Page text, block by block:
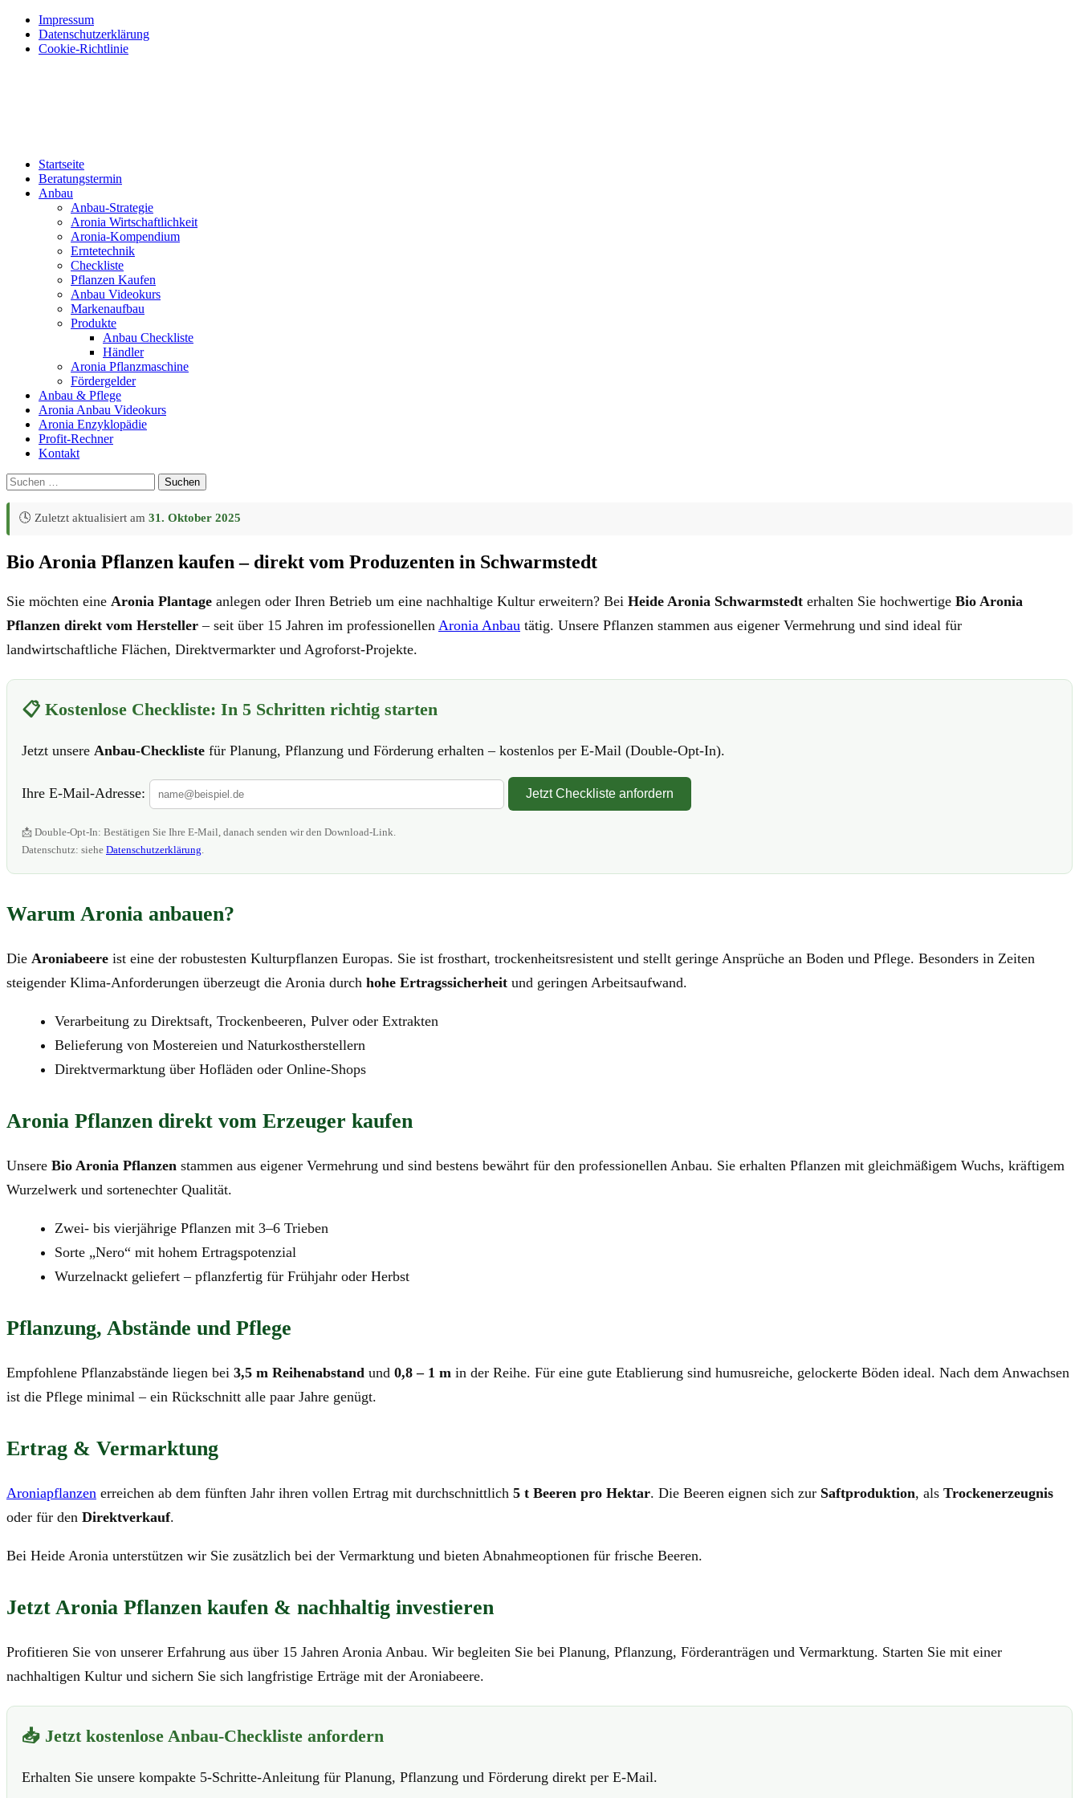
Impressum
Datenschutzerklärung
Cookie-Richtlinie
Startseite
Beratungstermin
Anbau
Anbau-Strategie
Aronia Wirtschaftlichkeit
Aronia-Kompendium
Erntetechnik
Checkliste
Pflanzen Kaufen
Anbau Videokurs
Markenaufbau
Produkte
Anbau Checkliste
Händler
Aronia Pflanzmaschine
Fördergelder
Anbau & Pflege
Aronia Anbau Videokurs
Aronia Enzyklopädie
Profit-Rechner
Kontakt
Suchen
nach:
🕓 Zuletzt aktualisiert am 31. Oktober 2025
Bio Aronia Pflanzen kaufen – direkt vom Produzenten in Schwarmstedt
Sie möchten eine Aronia Plantage anlegen oder Ihren Betrieb um eine nachhaltige Kultur erweitern? Bei Heide Aronia Schwarmstedt erhalten Sie hochwertige Bio Aronia
Pflanzen direkt vom Hersteller – seit über 15 Jahren im professionellen Aronia Anbau tätig. Unsere Pflanzen stammen aus eigener Vermehrung und sind ideal für
landwirtschaftliche Flächen, Direktvermarkter und Agroforst-Projekte.
📋 Kostenlose Checkliste: In 5 Schritten richtig starten
Jetzt unsere Anbau-Checkliste für Planung, Pflanzung und Förderung erhalten – kostenlos per E-Mail (Double-Opt-In).
Ihre E-Mail-Adresse: Jetzt Checkliste anfordern
📩 Double-Opt-In: Bestätigen Sie Ihre E-Mail, danach senden wir den Download-Link.
Datenschutz: siehe Datenschutzerklärung
Warum Aronia anbauen?
Die Aroniabeere ist eine der robustesten Kulturpflanzen Europas. Sie ist frosthart, trockenheitsresistent und stellt geringe Ansprüche an Boden und Pflege. Besonders in Zeiten
steigender Klima-Anforderungen überzeugt die Aronia durch hohe Ertragssicherheit und geringen Arbeitsaufwand.
Verarbeitung zu Direktsaft, Trockenbeeren, Pulver oder Extrakten
Belieferung von Mostereien und Naturkostherstellern
Direktvermarktung über Hofläden oder Online-Shops
Aronia Pflanzen direkt vom Erzeuger kaufen
Unsere Bio Aronia Pflanzen stammen aus eigener Vermehrung und sind bestens bewährt für den professionellen Anbau. Sie erhalten Pflanzen mit gleichmäßigem Wuchs, kräftigem
Wurzelwerk und sortenechter Qualität.
Zwei- bis vierjährige Pflanzen mit 3–6 Trieben
Sorte „Nero“ mit hohem Ertragspotenzial
Wurzelnackt geliefert – pflanzfertig für Frühjahr oder Herbst
Pflanzung, Abstände und Pflege
Empfohlene Pflanzabstände liegen bei 3,5 m Reihenabstand und 0,8 – 1 m in der Reihe. Für eine gute Etablierung sind humusreiche, gelockerte Böden ideal. Nach dem Anwachsen
ist die Pflege minimal – ein Rückschnitt alle paar Jahre genügt.
Ertrag & Vermarktung
Aroniapflanzen erreichen ab dem fünften Jahr ihren vollen Ertrag mit durchschnittlich 5 t Beeren pro Hektar. Die Beeren eignen sich zur Saftproduktion, als Trockenerzeugnis
oder für den Direktverkauf.
Bei Heide Aronia unterstützen wir Sie zusätzlich bei der Vermarktung und bieten Abnahmeoptionen für frische Beeren.
Jetzt Aronia Pflanzen kaufen & nachhaltig investieren
Profitieren Sie von unserer Erfahrung aus über 15 Jahren Aronia Anbau. Wir begleiten Sie bei Planung, Pflanzung, Förderanträgen und Vermarktung. Starten Sie mit einer
nachhaltigen Kultur und sichern Sie sich langfristige Erträge mit der Aroniabeere.
📥 Jetzt kostenlose Anbau-Checkliste anfordern
Erhalten Sie unsere kompakte 5-Schritte-Anleitung für Planung, Pflanzung und Förderung direkt per E-Mail.